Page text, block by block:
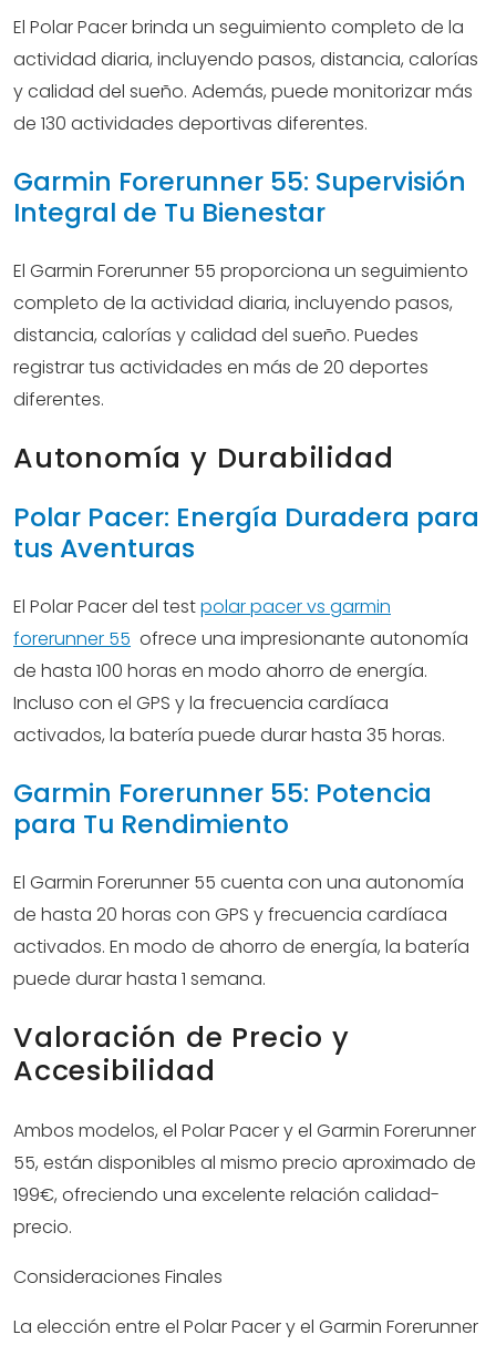
El Polar Pacer brinda un seguimiento completo de la
actividad diaria, incluyendo pasos, distancia, calorías
y calidad del sueño. Además, puede monitorizar más
de 130 actividades deportivas diferentes.
Garmin Forerunner 55: Supervisión
Integral de Tu Bienestar
El Garmin Forerunner 55 proporciona un seguimiento
completo de la actividad diaria, incluyendo pasos,
distancia, calorías y calidad del sueño. Puedes
registrar tus actividades en más de 20 deportes
diferentes.
Autonomía y Durabilidad
Polar Pacer: Energía Duradera para
tus Aventuras
El Polar Pacer del testpolar pacer vs garmin
forerunner 55 ofrece una impresionante autonomía
de hasta 100 horas en modo ahorro de energía.
Incluso con el GPS y la frecuencia cardíaca
activados, la batería puede durar hasta 35 horas.
Garmin Forerunner 55: Potencia
para Tu Rendimiento
El Garmin Forerunner 55 cuenta con una autonomía
de hasta 20 horas con GPS y frecuencia cardíaca
activados. En modo de ahorro de energía, la batería
puede durar hasta 1 semana.
Valoración de Precio y
Accesibilidad
Ambos modelos, el Polar Pacer y el Garmin Forerunner
55, están disponibles al mismo precio aproximado de
199€, ofreciendo una excelente relación calidad-
precio.
Consideraciones Finales
La elección entre el Polar Pacer y el Garmin Forerunner